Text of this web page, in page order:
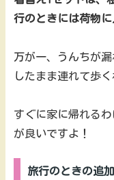
行のときには荷物に
万が一、うんちが
したまま連れて歩
すぐに家に帰れる
が良いですよ！
旅行のときの追